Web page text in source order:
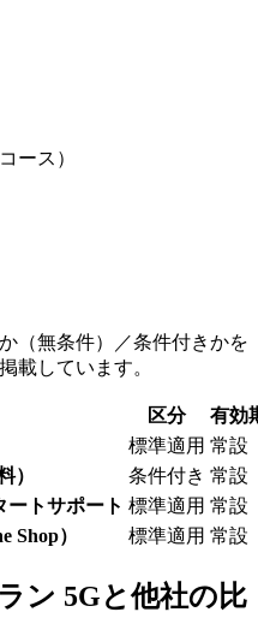
ース）
（無条件）／条件付きかを
載しています。
区分
有効
標準適用 常設
）
条件付き 常設
ートサポート 標準適用 常設
Shop）
標準適用 常設
ン 5Gと他社の比